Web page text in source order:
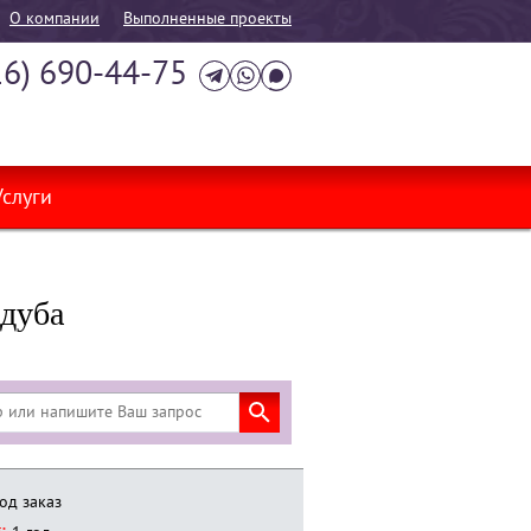
О компании Выполненные проекты
690-44-75
заказ